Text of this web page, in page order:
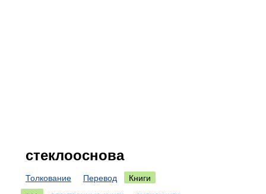
стеклооснова
Толкование Перевод
Книги